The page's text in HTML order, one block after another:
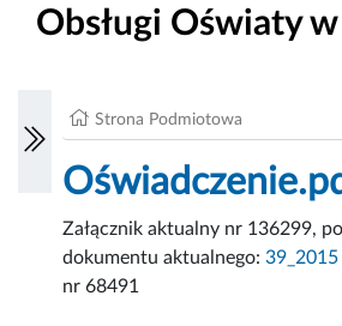
Obsługi Oświaty
Strona Podmiotowa
Załącznik aktualny nr 136299,
dokumentu aktualnego:
nr 68491